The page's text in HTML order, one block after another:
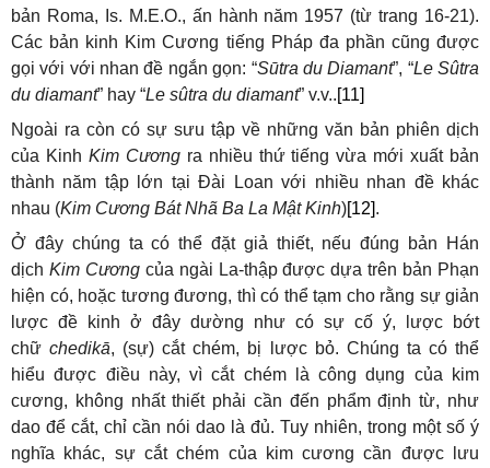
bản Roma, Is. M.E.O., ấn hành năm 1957 (từ trang 16-21).
Các bản kinh Kim Cương tiếng Pháp đa phần cũng được
gọi với với nhan đề ngắn gọn: “Sūtra du Diamant”, “Le Sûtra
du diamant” hay “Le sûtra du diamant” v.v..[11]
Ngoài ra còn có sự sưu tập về những văn bản phiên dịch
của Kinh Kim Cương ra nhiều thứ tiếng vừa mới xuất bản
thành năm tập lớn tại Đài Loan với nhiều nhan đề khác
nhau (Kim Cương Bát Nhã Ba La Mật Kinh)[12].
Ở đây chúng ta có thể đặt giả thiết, nếu đúng bản Hán
dịch Kim Cương của ngài La-thập được dựa trên bản Phạn
hiện có, hoặc tương đương, thì có thể tạm cho rằng sự giản
lược đề kinh ở đây dường như có sự cố ý, lược bớt
chữ chedikā, (sự) cắt chém, bị lược bỏ. Chúng ta có thể
hiểu được điều này, vì cắt chém là công dụng của kim
cương, không nhất thiết phải cần đến phẩm định từ, như
dao để cắt, chỉ cần nói dao là đủ. Tuy nhiên, trong một số ý
nghĩa khác, sự cắt chém của kim cương cần được lưu